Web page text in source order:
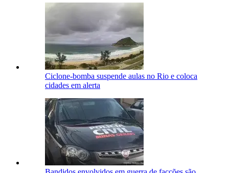
Ciclone-bomba suspende aulas no Rio e coloca
cidades em alerta